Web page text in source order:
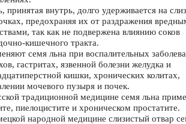
принятая внутрь, долго удерживается на
предохраняя их от раздражения
так как не подвержена влиянию соков
кишечного тракта.
семя льна при воспалительных
гастритах, язвенной болезни желудка и
кишки, хронических колитах,
мочевого пузыря и почек.
традиционной медицине семя льна
пиелоцистите и хроническом простатите.
народной медицине слизистый отвар